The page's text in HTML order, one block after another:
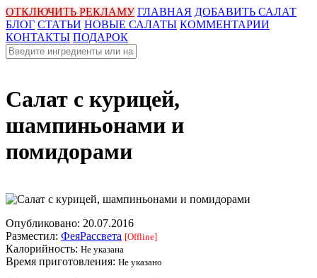
ОТКЛЮЧИТЬ РЕКЛАМУ ГЛАВНАЯ ДОБАВИТЬ САЛАТ
БЛОГ СТАТЬИ НОВЫЕ САЛАТЫ КОММЕНТАРИИ
КОНТАКТЫ ПОДАРОК
Салат с курицей,
шампиньонами и
помидорами
Опубликовано: 20.07.2016
Разместил: ФеяРассвета [Offline]
Калорийность: Не указана
Время приготовления: Не указано